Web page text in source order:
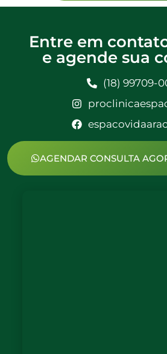
Entre em
e agende sua
(18) 99709-
AGENDAR CONSULTA